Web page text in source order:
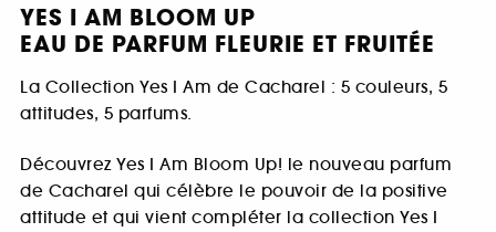
YES I AM BLOOM UP
EAU DE PARFUM FLEURIE ET FRUITÉE
La Collection Yes I Am de Cacharel : 5 couleurs, 5
attitudes, 5 parfums.
Découvrez Yes I Am Bloom Up! le nouveau parfum
de Cacharel qui célèbre le pouvoir de la positive
attitude et qui vient compléter la collection Yes I